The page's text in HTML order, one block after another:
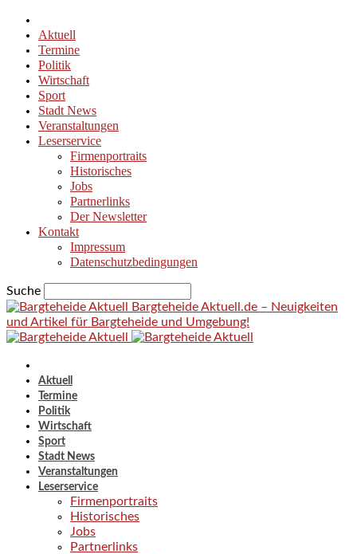
Aktuell
Termine
Politik
Wirtschaft
Sport
Stadt News
Veranstaltungen
Leserservice
Firmenportraits
Historisches
Jobs
Partnerlinks
Der Newsletter
Kontakt
Impressum
Datenschutzbedingungen
Suche
Bargteheide Aktuell.de – Neuigkeiten
und Artikel für Bargteheide und Umgebung!
Aktuell
Termine
Politik
Wirtschaft
Sport
Stadt News
Veranstaltungen
Leserservice
Firmenportraits
Historisches
Jobs
Partnerlinks